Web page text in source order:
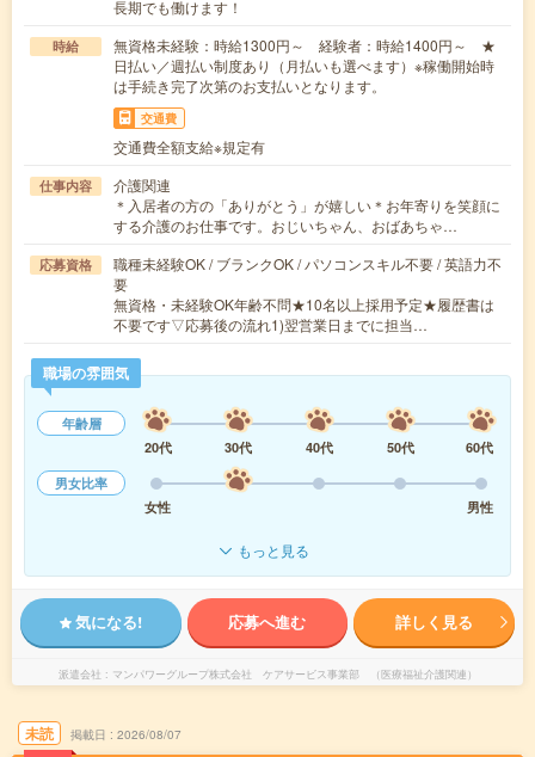
長期でも働けます！
時給
無資格未経験：時給1300円～ 経験者：時給1400円～ ★
日払い／週払い制度あり（月払いも選べます）※稼働開始時
は手続き完了次第のお支払いとなります。
交通費
交通費全額支給※規定有
仕事内容
介護関連
＊入居者の方の「ありがとう」が嬉しい＊お年寄りを笑顔に
する介護のお仕事です。おじいちゃん、おばあちゃ…
応募資格
職種未経験OK / ブランクOK / パソコンスキル不要 / 英語力不
要
無資格・未経験OK年齢不問★10名以上採用予定★履歴書は
不要です▽応募後の流れ1)翌営業日までに担当…
職場の雰囲気
年齢層
20代
30代 40代 50代
60代
男女比率
女性
男性
もっと見る
気になる! 応募へ進む 詳しく見る
派遣会社 マンパワーグループ株式会社 ケアサービス事業部 （医療福祉介護関連）
未読 掲載日 2026/08/07